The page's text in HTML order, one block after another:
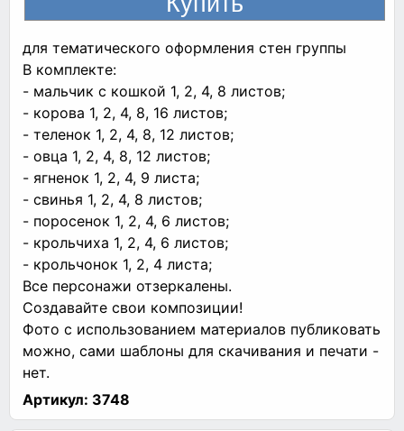
для тематического оформления стен группы
В комплекте:
- мальчик с кошкой 1, 2, 4, 8 листов;
- корова 1, 2, 4, 8, 16 листов;
- теленок 1, 2, 4, 8, 12 листов;
- овца 1, 2, 4, 8, 12 листов;
- ягненок 1, 2, 4, 9 листа;
- свинья 1, 2, 4, 8 листов;
- поросенок 1, 2, 4, 6 листов;
- крольчиха 1, 2, 4, 6 листов;
- крольчонок 1, 2, 4 листа;
Все персонажи отзеркалены.
Создавайте свои композиции!
Фото с использованием материалов публиковать
можно, сами шаблоны для скачивания и печати -
нет.
Артикул: 3748